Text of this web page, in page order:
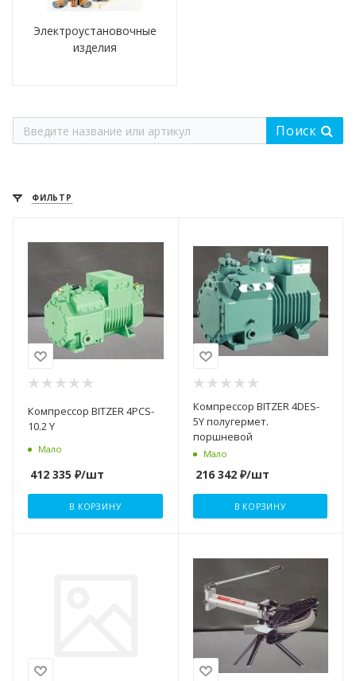
Электроустановочные
изделия
Поиск
ФИЛЬТР
Компрессор BITZER 4PCS-
10.2 Y
Мало
412 335 ₽/шт
В КОРЗИНУ
Компрессор BITZER 4DES-
5Y полугермет.
поршневой
Мало
216 342₽/шт
В КОРЗИНУ